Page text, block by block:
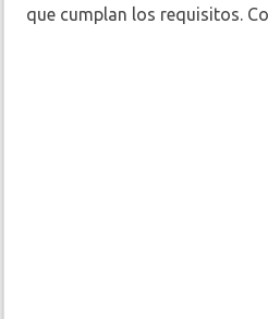
que cumplan los requisitos.